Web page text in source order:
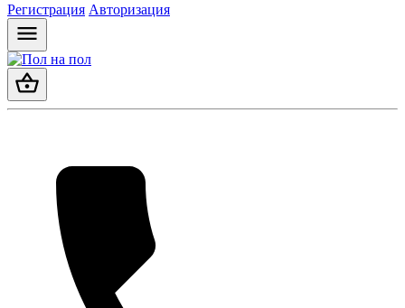
Регистрация Авторизация